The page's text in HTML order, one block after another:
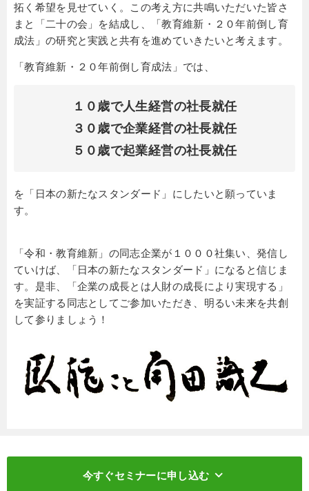
拓く希望を見せていく。この考え方に共鳴いただいた皆さ
まと「二十の会」を結成し、「教育維新・２０年前倒し育
成法」の研究と実践と共有を進めていきたいと考えます。
「教育維新・２０年前倒し育成法」では、
１０歳で人生経営の社長就任
３０歳で企業経営の社長就任
５０歳で起業経営の社長就任
を「日本の新たなスタンダード」にしたいと願っていま
す。
「令和・教育維新」の同志企業が１０００社集い、発信し
ていけば、「日本の新たなスタンダード」になると信じま
す。是非、「企業の成長とは人財の成長により実現する」
を実証する同志としてご参加いただき、明るい未来を共創
して参りましょう！
今すぐセミナーに申し込む keyboard_arrow_down